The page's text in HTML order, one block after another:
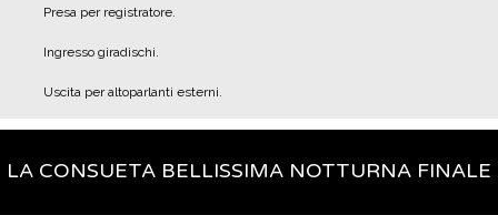
Presa per registratore.
Ingresso giradischi.
Uscita per altoparlanti esterni.
LA CONSUETA BELLISSIMA NOTTURNA FINALE